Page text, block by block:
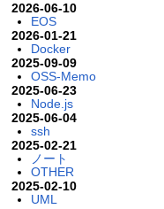
2026-06-10
EOS
2026-01-21
Docker
2025-09-09
OSS-Memo
2025-06-23
Node.js
2025-06-04
ssh
2025-02-21
ノート
OTHER
2025-02-10
UML